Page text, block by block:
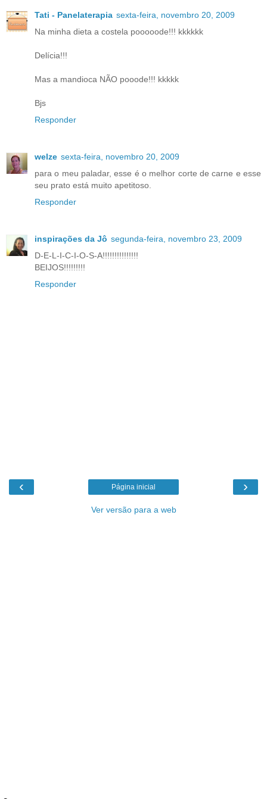
Tati - Panelaterapia sexta-feira, novembro 20, 2009
Na minha dieta a costela pooooode!!! kkkkkk
Delícia!!!
Mas a mandioca NÃO pooode!!! kkkkk
Bjs
Responder
welze sexta-feira, novembro 20, 2009
para o meu paladar, esse é o melhor corte de carne e esse
seu prato está muito apetitoso.
Responder
inspirações da Jô segunda-feira, novembro 23, 2009
D-E-L-I-C-I-O-S-A!!!!!!!!!!!!!!!
BEIJOS!!!!!!!!!
Responder
‹ ›
Página inicial
Ver versão para a web